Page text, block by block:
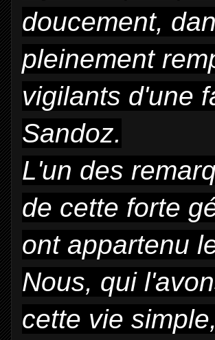
doucement,
pleinement
vigilants d'une
Sandoz.
L'un des
de cette forte
ont appartenu
Nous, qui
cette vie